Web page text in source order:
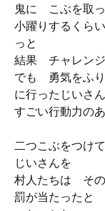
鬼に こぶを取
小躍りするくら
っと
結果 チャレ
でも 勇気をふ
に行ったじいさん
すごい行動力の
二つこぶをつけ
じいさんを
村人たちは そ
罰が当たったと